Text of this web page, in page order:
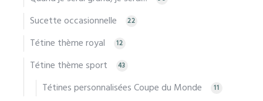
Sucette occasionnelle 22
Tétine thème royal 12
Tétine thème sport 43
Tétines personnalisées Coupe du Monde 11